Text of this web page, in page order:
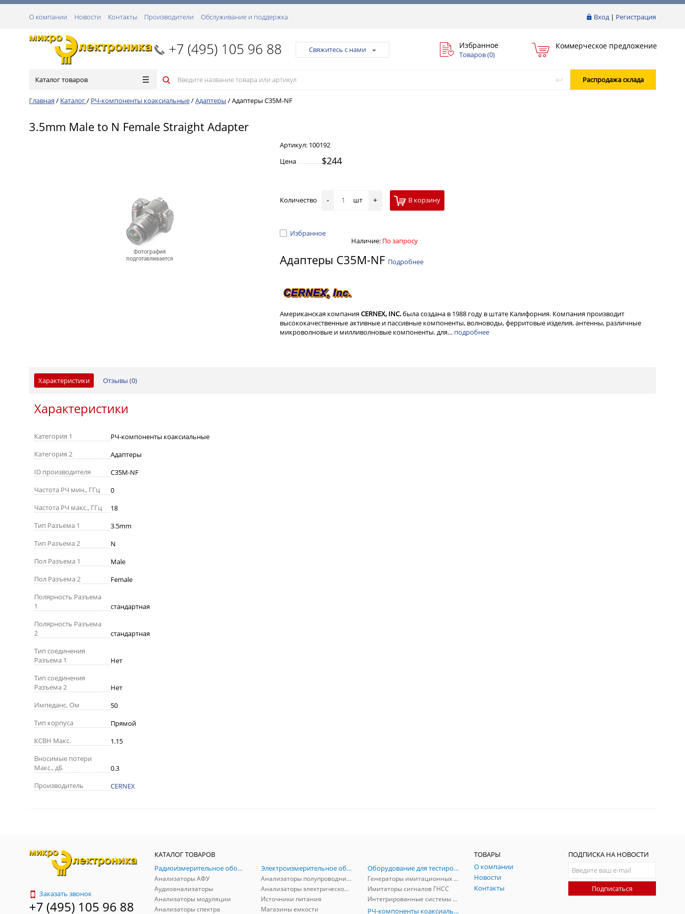
Вход| Регистрация
О компании Новости Контакты Производители Обслуживание и поддержка
+7 (495) 105 96 88 Свяжитесь с нами Избранное
Товаров (0)
Коммерческое предложение
Каталог товаров Распродажа склада
Главная / Каталог/ РЧ-компоненты коаксиальные/Адаптеры /Адаптеры C35M-NF
3.5mm Male to N Female Straight Adapter
Артикул: 100192
Цена
$244
Количество - шт + В корзину
Избранное
Наличие: По запросу
Адаптеры C35M-NF Подробнее
Американская компанияCERNEX, INC.была создана в 1988 году в штате Калифорния. Компания производит
высококачественные активные и пассивные компоненты, волноводы, ферритовые изделия, антенны, различные
микроволновые и милливолновые компоненты. для… подробнее
Характеристики Отзывы (0)
Характеристики
Категория 1
РЧ-компоненты коаксиальные
Категория 2
Адаптеры
ID производителя
C35M-NF
Частота РЧ мин., ГГц
0
Частота РЧ макс., ГГц
18
Тип Разъема 1
3.5mm
Тип Разъема 2
N
Пол Разъема 1
Male
Пол Разъема 2
Female
Полярность Разъема
1
стандартная
Полярность Разъема
2
стандартная
Тип соединения
Разъема 1
Нет
Тип соединения
Разъема 2
Нет
Импеданс, Ом
50
Тип корпуса
Прямой
КСВН Макс.
1.15
Вносимые потери
Макс., дБ
0.3
Производитель
CERNEX
Заказать звонок
+7 (495) 105 96 88
КАТАЛОГ ТОВАРОВ
Радиоизмерительное оборудование
Анализаторы АФУ
Аудиоанализаторы
Анализаторы модуляции
Анализаторы спектра
Электроизмерительное оборудование
Анализаторы полупроводников
Анализаторы электрической мощности
Источники питания
Магазины емкости
Оборудование для тестирования и симуляции ГНСС
Генераторы имитационных и заградительных помех
Имитаторы сигналов ГНСС
Интегрированные системы защиты от ГНСС-помех
РЧ-компоненты коаксиальные
ТОВАРЫ
О компании
Новости
Контакты
ПОДПИСКА НА НОВОСТИ
Подписаться